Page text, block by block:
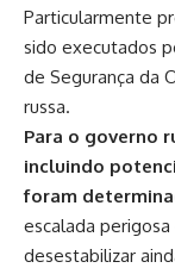
Particularmente
sido executados
de Segurança da
russa.
Para o governo
incluindo
foram
escalada
desestabilizar